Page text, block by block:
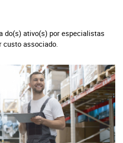
do(s) ativo(s) por especialistas
custo associado.